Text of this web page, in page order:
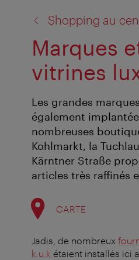
Shopping au
Marques
vitrines
Les grandes
également
nombreuses
Kohlmarkt, la
Kärntner Straße
articles très raffinés
CARTE
Jadis, de nombreux
k.u.k étaient installés ici